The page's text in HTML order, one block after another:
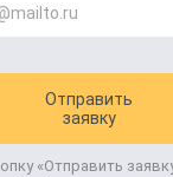
Отправить
заявку
«Отправить